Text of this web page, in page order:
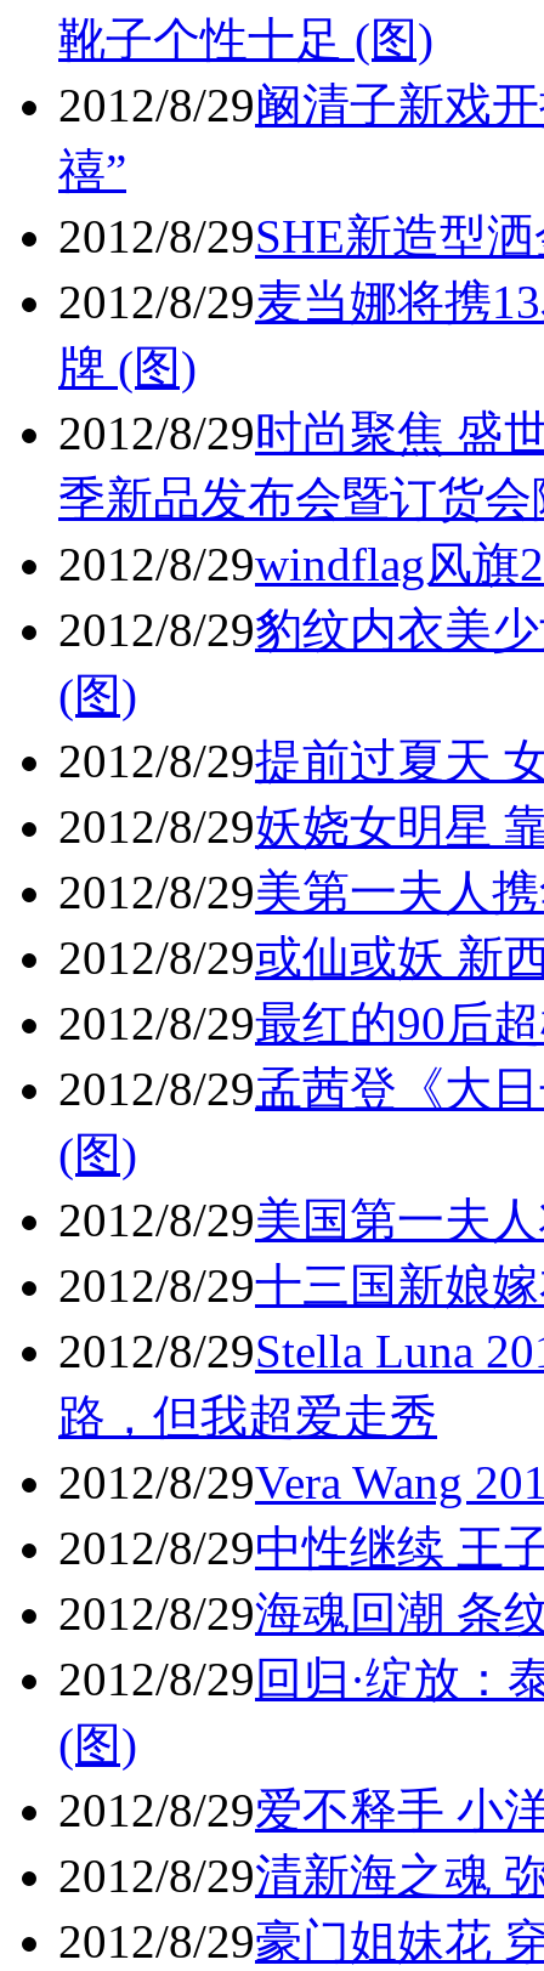
靴子个性十足 (图)
2012/8/29阚清子新戏
禧”
2012/8/29SHE新造型
2012/8/29麦当娜将携
牌 (图)
2012/8/29时尚聚焦 盛
季新品发布会暨订货
2012/8/29windflag风旗
2012/8/29豹纹内衣美
(图)
2012/8/29提前过夏天
2012/8/29妖娆女明星
2012/8/29美第一夫人
2012/8/29或仙或妖 新
2012/8/29最红的90后
2012/8/29孟茜登《大
(图)
2012/8/29美国第一夫
2012/8/29十三国新娘
2012/8/29Stella Luna
路，但我超爱走秀
2012/8/29Vera Wang
2012/8/29中性继续 王
2012/8/29海魂回潮 条
2012/8/29回归·绽放：
(图)
2012/8/29爱不释手 小
2012/8/29清新海之魂
2012/8/29豪门姐妹花